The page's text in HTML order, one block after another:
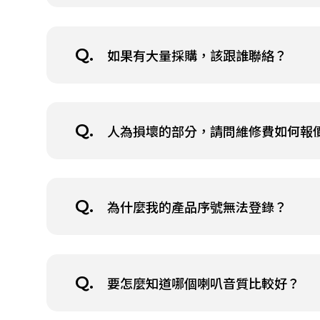
自行跟發卡銀行確認流程與進度。 整個
如果有大量採購，該跟誰聯絡？
人為損壞的部分，請問維修費如何報
為什麼我的產品序號無法登錄？
※於非正規管道購入、未持有保證書，則
要怎麼知道哪個喇叭音質比較好？